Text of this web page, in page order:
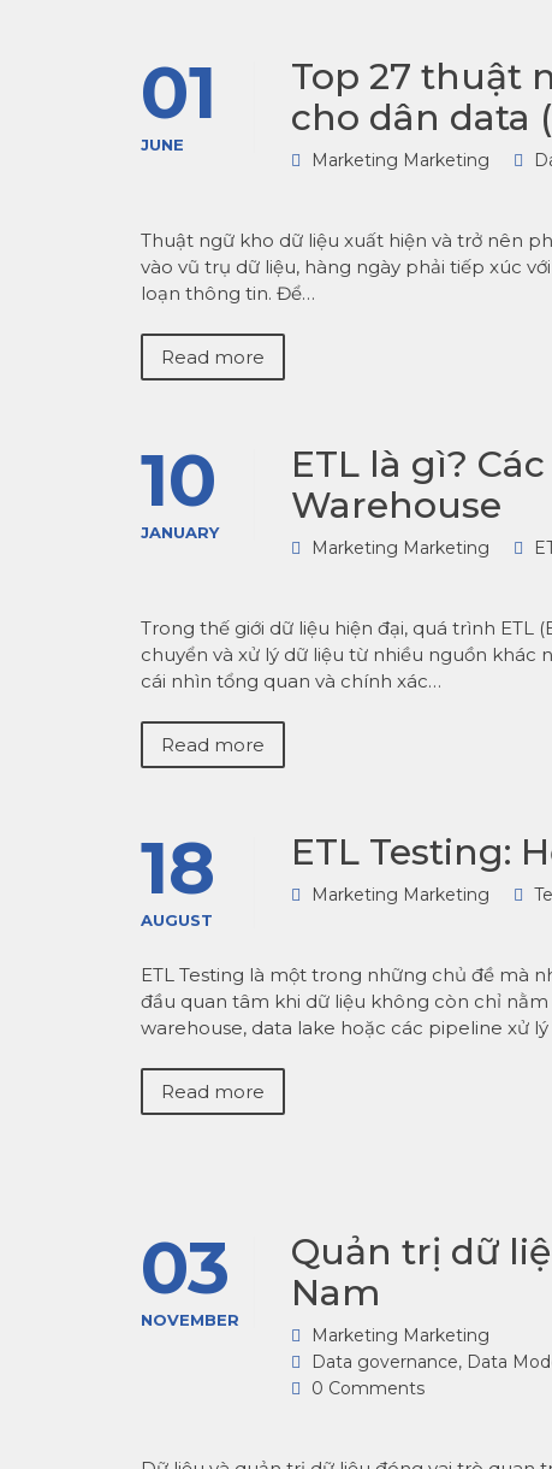
01
JUNE
Top 27 thuật
cho dân data
Marketing Marketing
Thuật ngữ kho dữ liệu xuất hiện và trở nên
vào vũ trụ dữ liệu, hàng ngày phải tiếp xúc
loạn thông tin. Để…
Read more
10
JANUARY
ETL là gì?
Warehouse
Marketing Marketing
Trong thế giới dữ liệu hiện đại, quá trình ETL
chuyển và xử lý dữ liệu từ nhiều nguồn
cái nhìn tổng quan và chính xác…
Read more
18
AUGUST
ETL Testing:
Marketing Marketing
ETL Testing là một trong những chủ đề mà
đầu quan tâm khi dữ liệu không còn chỉ
warehouse, data lake hoặc các pipeline xử
Read more
03
NOVEMBER
Quản trị dữ
Nam
Marketing Marketing
Data governance, Data
0 Comments